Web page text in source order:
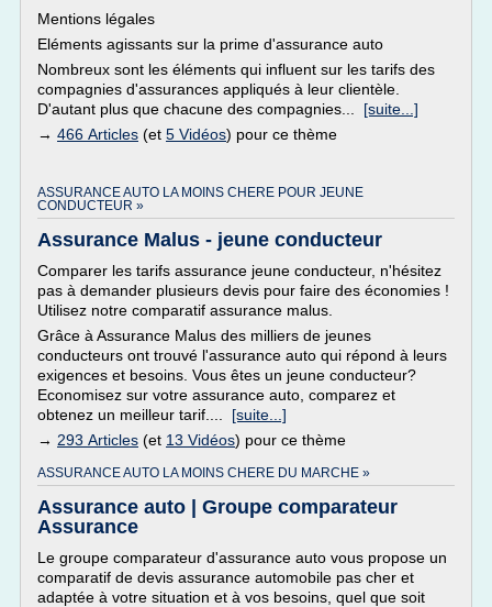
Mentions légales
Eléments agissants sur la prime d'assurance auto
Nombreux sont les éléments qui influent sur les tarifs des
compagnies d'assurances appliqués à leur clientèle.
D'autant plus que chacune des compagnies... [suite...]
→ 466 Articles (et 5 Vidéos) pour ce thème
ASSURANCE AUTO LA MOINS CHERE POUR JEUNE
CONDUCTEUR »
Assurance Malus - jeune conducteur
Comparer les tarifs assurance jeune conducteur, n'hésitez
pas à demander plusieurs devis pour faire des économies !
Utilisez notre comparatif assurance malus.
Grâce à Assurance Malus des milliers de jeunes
conducteurs ont trouvé l'assurance auto qui répond à leurs
exigences et besoins. Vous êtes un jeune conducteur?
Economisez sur votre assurance auto, comparez et
obtenez un meilleur tarif.... [suite...]
→ 293 Articles (et 13 Vidéos) pour ce thème
ASSURANCE AUTO LA MOINS CHERE DU MARCHE »
Assurance auto | Groupe comparateur
Assurance
Le groupe comparateur d'assurance auto vous propose un
comparatif de devis assurance automobile pas cher et
adaptée à votre situation et à vos besoins, quel que soit